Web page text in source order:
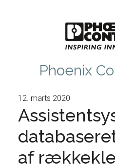
Phoenix
12. marts 2020
af